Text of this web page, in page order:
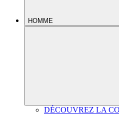
HOMME
DÉCOUVREZ LA